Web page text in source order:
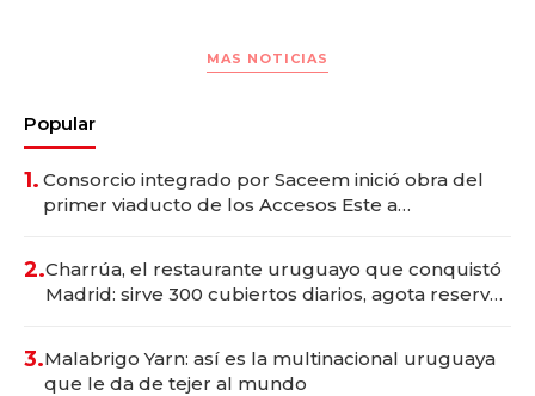
MAS NOTICIAS
Popular
1. Consorcio integrado por Saceem inició obra del
primer viaducto de los Accesos Este a
2.Charrúa, el restaurante uruguayo que conquistó
Madrid: sirve 300 cubiertos diarios, agota reservas
3.Malabrigo Yarn: así es la multinacional uruguaya
que le da de tejer al mundo